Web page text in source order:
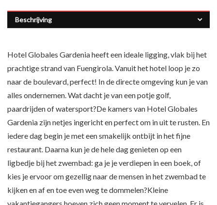
Beschrijving
Hotel Globales Gardenia heeft een ideale ligging, vlak bij het
prachtige strand van Fuengirola. Vanuit het hotel loop je zo
naar de boulevard, perfect! In de directe omgeving kun je van
alles ondernemen. Wat dacht je van een potje golf,
paardrijden of watersport?De kamers van Hotel Globales
Gardenia zijn netjes ingericht en perfect om in uit te rusten. En
iedere dag begin je met een smakelijk ontbijt in het fijne
restaurant. Daarna kun je de hele dag genieten op een
ligbedje bij het zwembad: ga je je verdiepen in een boek, of
kies je ervoor om gezellig naar de mensen in het zwembad te
kijken en af en toe even weg te dommelen?Kleine